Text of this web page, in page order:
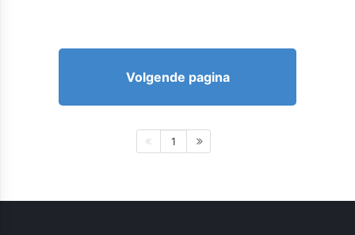
Volgende pagina
1